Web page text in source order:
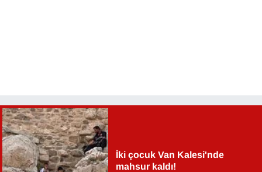
İki çocuk Van Kalesi'nde
mahsur kaldı!
Vasıta
YAŞAM
YEREL